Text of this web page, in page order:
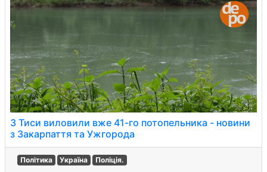
З Тиси виловили вже 41-го потопельника - новини
з Закарпаття та Ужгорода
Політика Україна Поліція.